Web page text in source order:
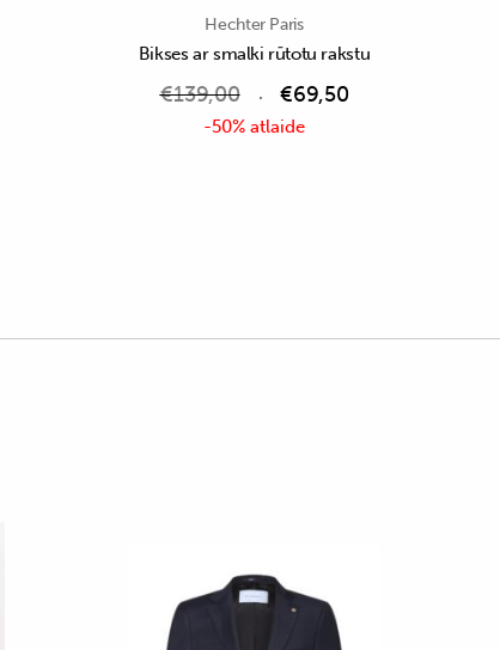
Hechter Paris
Bikses ar smalki rūtotu rakstu
€139,00 €69,50
-50% atlaide